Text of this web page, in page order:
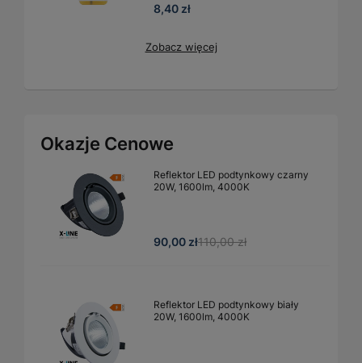
8,40 zł
Zobacz więcej
Okazje Cenowe
Reflektor LED podtynkowy czarny
20W, 1600lm, 4000K
90,00 zł110,00 zł
Reflektor LED podtynkowy biały
20W, 1600lm, 4000K